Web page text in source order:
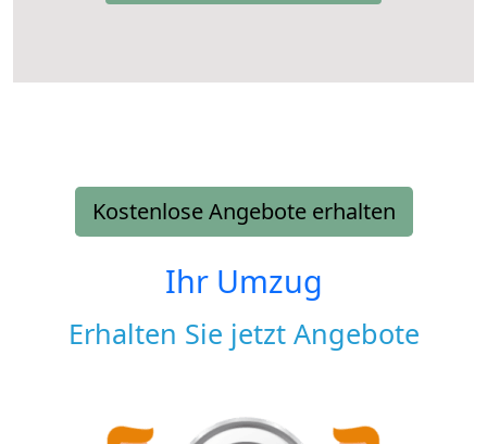
Kostenlose Angebote erhalten
Ihr Umzug
Erhalten Sie jetzt Angebote